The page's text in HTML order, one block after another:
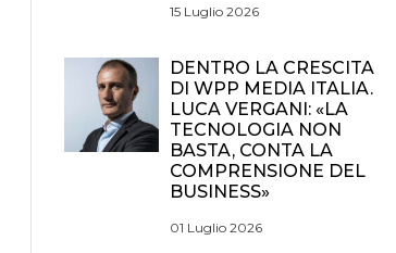
15 Luglio 2026
DENTRO LA CRESCITA
DI WPP MEDIA ITALIA.
LUCA VERGANI: «LA
TECNOLOGIA NON
BASTA, CONTA LA
COMPRENSIONE DEL
BUSINESS»
01 Luglio 2026